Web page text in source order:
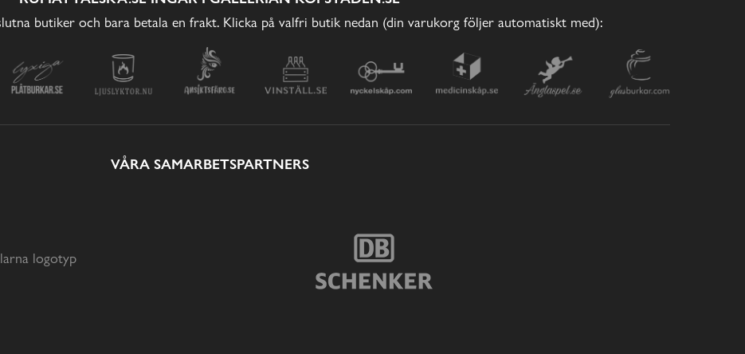
butiker och bara betala en frakt. Klicka på valfri butik nedan (din varukorg följer automatiskt med):
VÅRA SAMARBETSPARTNERS